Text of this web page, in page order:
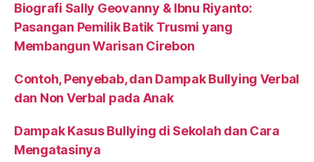
Biografi Sally Geovanny & Ibnu Riyanto:
Pasangan Pemilik Batik Trusmi yang
Membangun Warisan Cirebon
Contoh, Penyebab, dan Dampak Bullying Verbal
dan Non Verbal pada Anak
Dampak Kasus Bullying di Sekolah dan Cara
Mengatasinya